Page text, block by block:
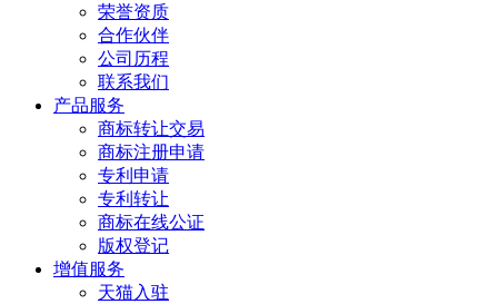
荣誉资质
合作伙伴
公司历程
联系我们
产品服务
商标转让交易
商标注册申请
专利申请
专利转让
商标在线公证
版权登记
增值服务
天猫入驻